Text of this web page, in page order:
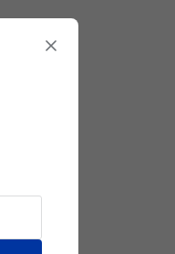
40% korting